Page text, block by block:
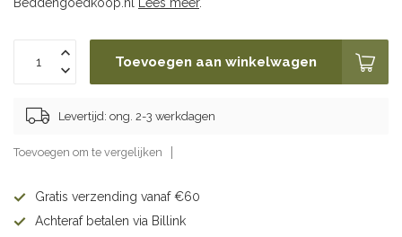
Toevoegen aan winkelwagen
Levertijd: ong. 2-3 werkdagen
Toevoegen om te vergelijken
Gratis verzending vanaf €60
Achteraf betalen via Billink